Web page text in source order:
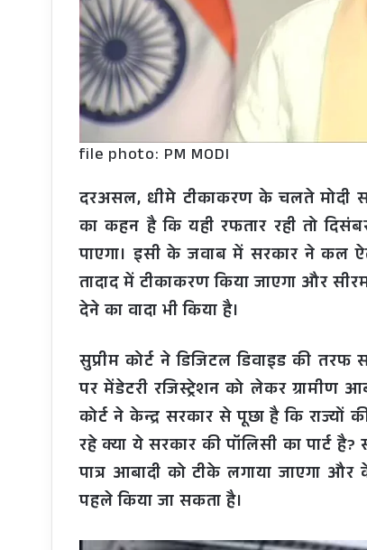
file photo: PM MODI
दरअसल, धीमे टीकाकरण के चलते मोदी
का कहन है कि यही रफतार रही तो
पाएगा। इसी के जवाब में सरकार ने कल
तादाद में टीकाकरण किया जाएगा और
देने का वादा भी किया है।
सुप्रीम कोर्ट ने डिजिटल डिवाइड की
पर मेंडेटरी रजिस्ट्रेशन को लेकर ग्रामीण
कोर्ट ने केन्द्र सरकार से पूछा है कि
रहे क्या ये सरकार की पॉलिसी का पार्ट
पात्र आबादी को टीके लगाया जाएगा
पहले किया जा सकता है।